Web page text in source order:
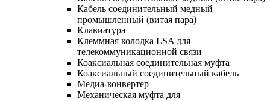
Кабель соединительный медный
промышленный (витая пара)
Клавиатура
Клеммная колодка LSA для
телекоммуникационной связи
Коаксиальная соединительная муфта
Коаксиальный соединительный кабель
Медиа-конвертер
Механическая муфта для